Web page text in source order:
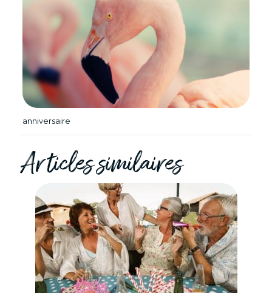
anniversaire
Articles similaires